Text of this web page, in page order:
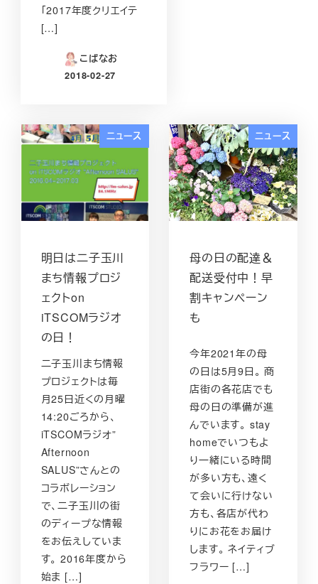
「2017年度クリエイテ
[…]
こばなお
投稿日
2018-02-27
ニュース
明日は二子玉川
まち情報プロジ
ェクトon
iTSCOMラジオ
の日！
二子玉川まち情報
プロジェクトは毎
月25日近くの月曜
14:20ごろから、
iTSCOMラジオ”
Afternoon
SALUS”さんとの
コラボレーション
で、二子玉川の街
のディープな情報
をお伝えしていま
す。 2016年度から
始ま […]
ニュース
母の日の配達＆
配送受付中！早
割キャンペーン
も
今年2021年の母
の日は5月9日。 商
店街の各花店でも
母の日の準備が進
んでいます。 stay
homeでいつもよ
り一緒にいる時間
が多い方も、遠く
て会いに行けない
方も、各店が代わ
りにお花をお届け
します。 ネイティブ
フラワー […]